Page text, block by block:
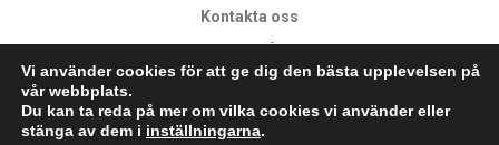
Kontakta oss
Vanliga frågor
För företag
Projekt
Vi använder cookies för att ge dig den bästa upplevelsen på
vår webbplats.
Du kan ta reda på mer om vilka cookies vi använder eller
stänga av dem i inställningarna.